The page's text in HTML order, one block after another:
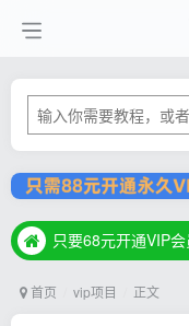
只要68元开通VIP会员，终身下载各大
只要68元开通VIP会员，终身下载各大
首页 vip项目 正文